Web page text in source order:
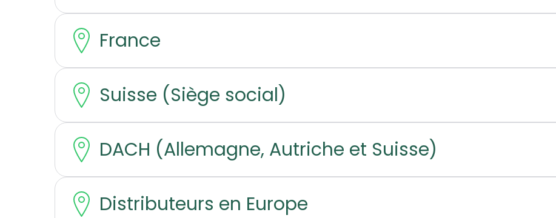
France
Suisse (Siège social)
DACH (Allemagne, Autriche et Suisse)
Distributeurs en Europe